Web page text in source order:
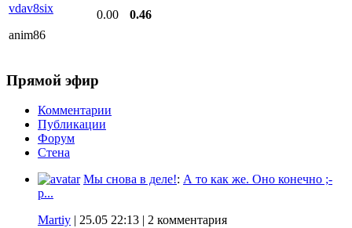
vdav8six
anim86
0.00 0.46
Прямой эфир
Комментарии
Публикации
Форум
Стена
Мы снова в деле!: А то как же. Оно конечно ;-
p...
Martiy | 25.05 22:13 | 2 комментария